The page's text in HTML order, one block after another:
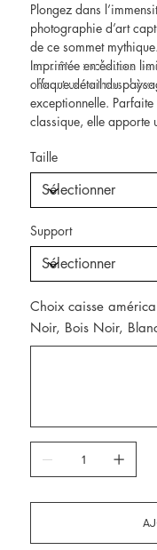
Plongez dans
photographie d’art
de ce sommet
les crêtes rocheuses
offrant une
Imprimée en édition
chaque détail du
exceptionnelle.
classique, elle apporte
Taille
Support
Choix caisse
Noir, Bois Noir,